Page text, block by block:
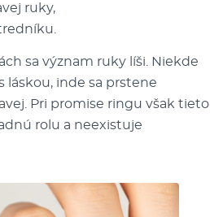
ruky,
sa význam ruky líši. Niekde
láskou, inde sa prstene
Pri promise ringu však tieto
rolu a neexistuje